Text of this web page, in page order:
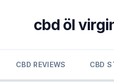
cbd öl
CBD REVIEWS CBD